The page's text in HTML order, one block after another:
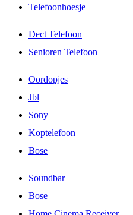
Telefoonhoesje
Dect Telefoon
Senioren Telefoon
Oordopjes
Jbl
Sony
Koptelefoon
Bose
Soundbar
Bose